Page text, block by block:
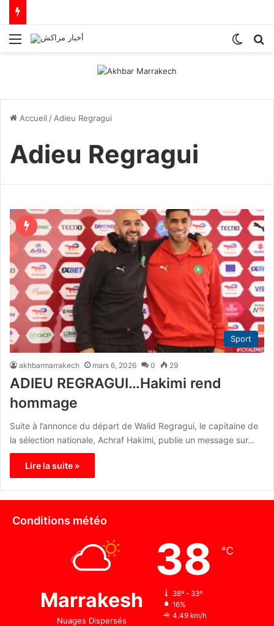
Menu
Accueil / Adieu Regragui
Adieu Regragui
Sport
akhbarmarrakech mars 6, 2026 0 29
ADIEU REGRAGUI…Hakimi rend
hommage
Suite à l’annonce du départ de Walid Regragui, le capitaine de
la sélection nationale, Achraf Hakimi, publie un message sur…
Lire la suite »
Conditions météo
Marrakesh
Nuages Dispersés
38 ℃
38º - 33º
16%
4.49 km/h